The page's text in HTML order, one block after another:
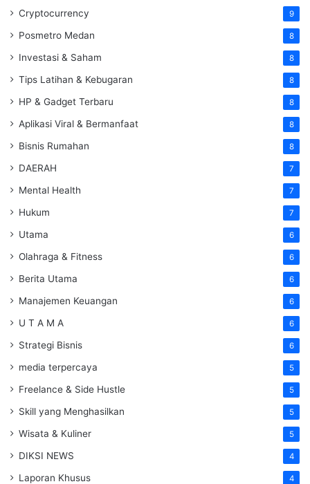
Cryptocurrency 9
Posmetro Medan 8
Investasi & Saham 8
Tips Latihan & Kebugaran 8
HP & Gadget Terbaru 8
Aplikasi Viral & Bermanfaat 8
Bisnis Rumahan 8
DAERAH 7
Mental Health 7
Hukum 7
Utama 6
Olahraga & Fitness 6
Berita Utama 6
Manajemen Keuangan 6
U T A M A 6
Strategi Bisnis 6
media terpercaya 5
Freelance & Side Hustle 5
Skill yang Menghasilkan 5
Wisata & Kuliner 5
DIKSI NEWS 4
Laporan Khusus 4